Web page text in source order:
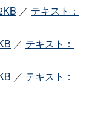
／ テキスト：
／ テキスト：
／ テキスト：